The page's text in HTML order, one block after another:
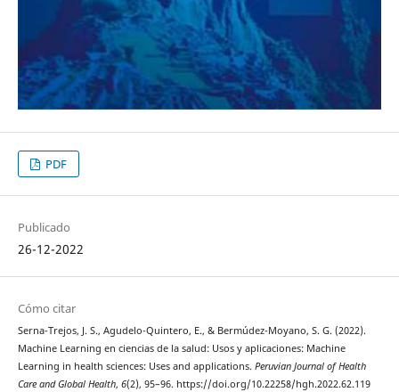
PDF
Publicado
26-12-2022
Cómo citar
Serna-Trejos, J. S., Agudelo-Quintero, E., & Bermúdez-Moyano, S. G. (2022).
Machine Learning en ciencias de la salud: Usos y aplicaciones: Machine
Learning in health sciences: Uses and applications. Peruvian Journal of Health
Care and Global Health, 6(2), 95–96. https://doi.org/10.22258/hgh.2022.62.119